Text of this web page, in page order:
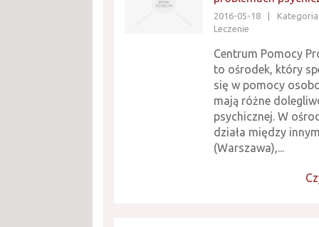
2016-05-18
Leczenie
Centrum Pomocy
to ośrodek, który
się w pomocy
mają różne
psychicznej. W
działa między
(Warszawa),...